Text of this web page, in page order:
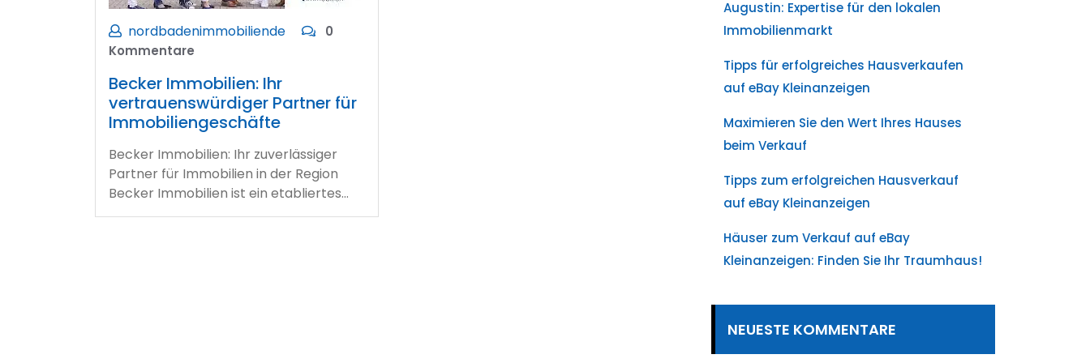
nordbadenimmobiliende
0
Kommentare
Becker Immobilien: Ihr
vertrauenswürdiger Partner für
Immobiliengeschäfte
Becker Immobilien: Ihr zuverlässiger
Partner für Immobilien in der Region
Becker Immobilien ist ein etabliertes…
Augustin: Expertise für den lokalen
Immobilienmarkt
Tipps für erfolgreiches Hausverkaufen
auf eBay Kleinanzeigen
Maximieren Sie den Wert Ihres Hauses
beim Verkauf
Tipps zum erfolgreichen Hausverkauf
auf eBay Kleinanzeigen
Häuser zum Verkauf auf eBay
Kleinanzeigen: Finden Sie Ihr Traumhaus!
NEUESTE KOMMENTARE